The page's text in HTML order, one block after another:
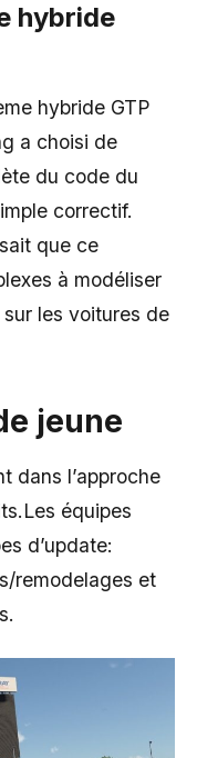
hybride
hybride GTP
a choisi de
du code du
correctif.
que ce
à modéliser
les voitures de
jeune
dans l’approche
équipes
d’update:
remodelages et